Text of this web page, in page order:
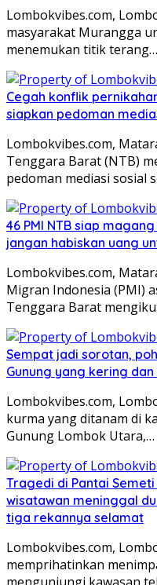
Lombokvibes.com,
masyarakat Murangga
menemukan titik
Cegah konflik
siapkan pedoman
Lombokvibes.com,
Tenggara Barat (NTB)
pedoman mediasi sosial
46 PMI NTB siap
jangan habiskan uang
Lombokvibes.com,
Migran Indonesia (PMI)
Tenggara Barat
Sempat jadi sorotan,
Gunung yang kering
Lombokvibes.com,
kurma yang ditanam di
Gunung Lombok Utara,…
Tragedi di Pantai
wisatawan meninggal
tiga rekannya selamat
Lombokvibes.com,
memprihatinkan